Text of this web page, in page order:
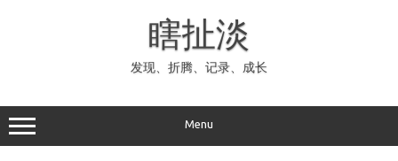
瞎扯淡
发现、折腾、记录、成长
Menu